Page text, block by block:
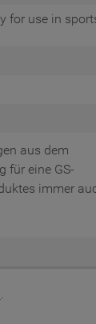
for use in
aus dem
für eine GS-
immer
.